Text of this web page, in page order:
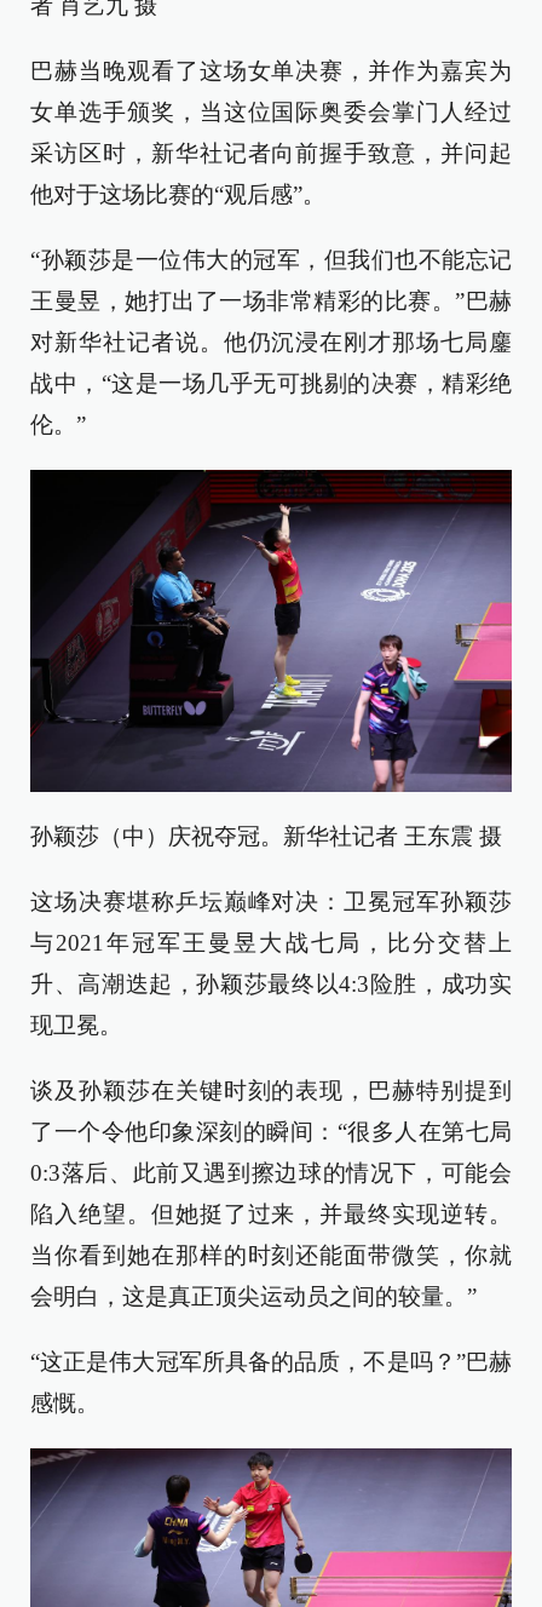
者 肖艺九 摄
巴赫当晚观看了这场女单决赛，并作为嘉宾为
女单选手颁奖，当这位国际奥委会掌门人经过
采访区时，新华社记者向前握手致意，并问起
他对于这场比赛的“观后感”。
“孙颖莎是一位伟大的冠军，但我们也不能忘记
王曼昱，她打出了一场非常精彩的比赛。”巴赫
对新华社记者说。他仍沉浸在刚才那场七局鏖
战中，“这是一场几乎无可挑剔的决赛，精彩绝
伦。”
孙颖莎（中）庆祝夺冠。新华社记者 王东震 摄
这场决赛堪称乒坛巅峰对决：卫冕冠军孙颖莎
与2021年冠军王曼昱大战七局，比分交替上
升、高潮迭起，孙颖莎最终以4:3险胜，成功实
现卫冕。
谈及孙颖莎在关键时刻的表现，巴赫特别提到
了一个令他印象深刻的瞬间：“很多人在第七局
0:3落后、此前又遇到擦边球的情况下，可能会
陷入绝望。但她挺了过来，并最终实现逆转。
当你看到她在那样的时刻还能面带微笑，你就
会明白，这是真正顶尖运动员之间的较量。”
“这正是伟大冠军所具备的品质，不是吗？”巴赫
感慨。